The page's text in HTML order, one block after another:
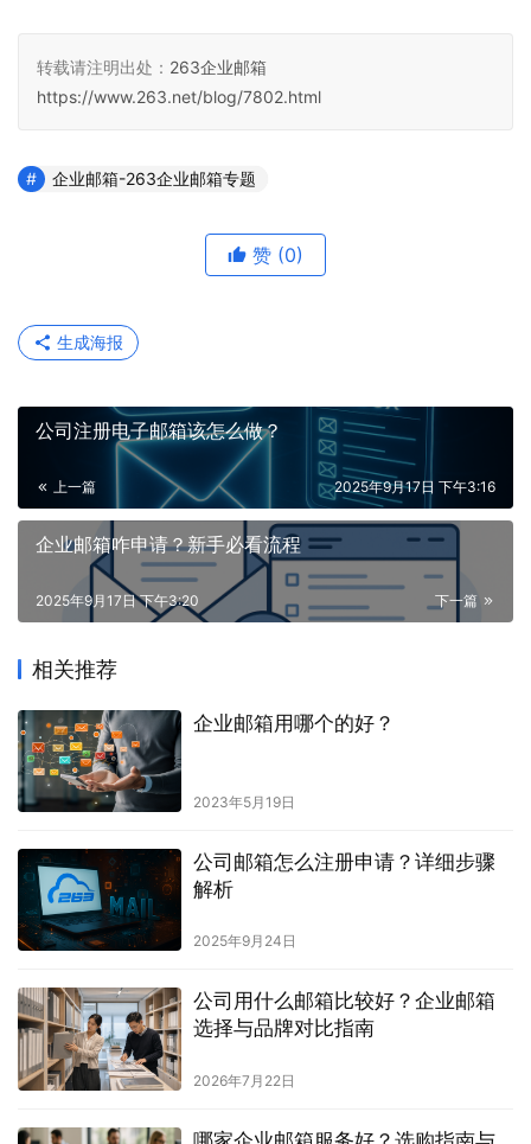
转载请注明出处： 263企业邮箱
https://www.263.net/blog/7802.html
企业邮箱-263企业邮箱专题
赞 (0)
生成海报
公司注册电子邮箱该怎么做？
上一篇 2025年9月17日 下午3:16
企业邮箱咋申请？新手必看流程
下一篇
2025年9月17日 下午3:20
相关推荐
企业邮箱用哪个的好？
2023年5月19日
公司邮箱怎么注册申请？详细步骤
解析
2025年9月24日
公司用什么邮箱比较好？企业邮箱
选择与品牌对比指南
2026年7月22日